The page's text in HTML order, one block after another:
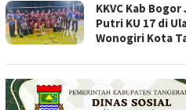
KKVC Kab
Putri KU 17 di
Wonogiri Kota